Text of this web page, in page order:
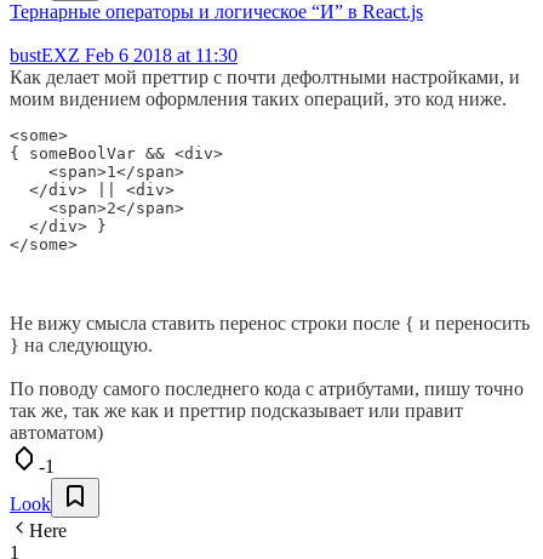
Тернарные операторы и логическое “И” в React.js
bustEXZ Feb 6 2018 at 11:30
Как делает мой преттир с почти дефолтными настройками, и
моим видением оформления таких операций, это код ниже.
<some>
{ someBoolVar && <div>
    <span>1</span>
  </div> || <div>
    <span>2</span>
  </div> }
Не вижу смысла ставить перенос строки после { и переносить
} на следующую.
По поводу самого последнего кода с атрибутами, пишу точно
так же, так же как и преттир подсказывает или правит
автоматом)
-1
Look
Here
1